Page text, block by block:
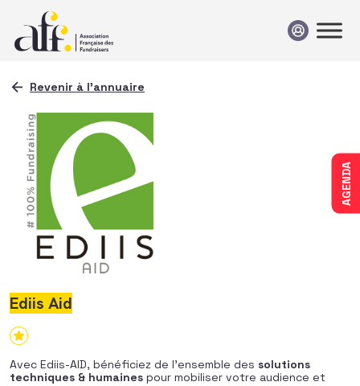
AGENDA
Revenir à l'annuaire
Ediis Aid
Avec Ediis-AID, bénéficiez de l’ensemble des solutions
techniques & humaines pour mobiliser votre audience et